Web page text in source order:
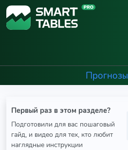
Прогнозы
Первый раз в этом разделе?
Подготовили для вас пошаговый
гайд, и видео для тех, кто любит
наглядные инструкции